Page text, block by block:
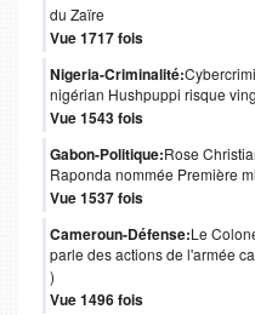
du Zaïre
Vue 1717 fois
Nigeria-Criminalité:
nigérian Hushpuppi risque
Vue 1543 fois
Gabon-Politique:Rose
Raponda nommée Première
Vue 1537 fois
Cameroun-Défense:Le
parle des actions de l'armée
)
Vue 1496 fois